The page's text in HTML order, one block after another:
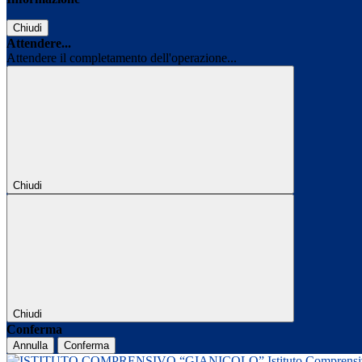
Chiudi
Attendere...
Attendere il completamento dell'operazione...
Chiudi
Chiudi
Conferma
Annulla Conferma